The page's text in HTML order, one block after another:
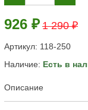
926 ₽ 1 290 ₽
Артикул: 118-250
Наличие: Есть в
Описание